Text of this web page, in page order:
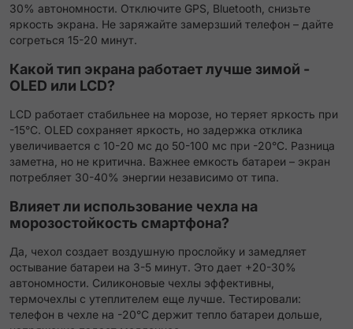
30% автономности. Отключите GPS, Bluetooth, снизьте
яркость экрана. Не заряжайте замерзший телефон – дайте
согреться 15-20 минут.
Какой тип экрана работает лучше зимой -
OLED или LCD?
LCD работает стабильнее на морозе, но теряет яркость при
-15°C. OLED сохраняет яркость, но задержка отклика
увеличивается с 10-20 мс до 50-100 мс при -20°C. Разница
заметна, но не критична. Важнее емкость батареи – экран
потребляет 30-40% энергии независимо от типа.
Влияет ли использование чехла на
морозостойкость смартфона?
Да, чехол создает воздушную прослойку и замедляет
остывание батареи на 3-5 минут. Это дает +20-30%
автономности. Силиконовые чехлы эффективны,
термочехлы с утеплителем еще лучше. Тестировали:
телефон в чехле на -20°C держит тепло батареи дольше,